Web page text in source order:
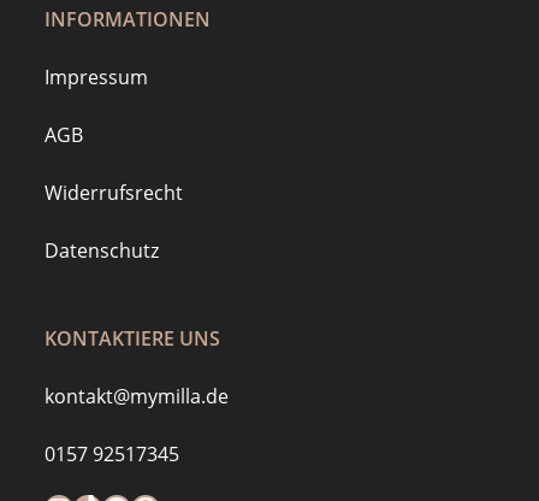
INFORMATIONEN
Impressum
AGB
Widerrufsrecht
Datenschutz
KONTAKTIERE UNS
kontakt@mymilla.de
0157 92517345